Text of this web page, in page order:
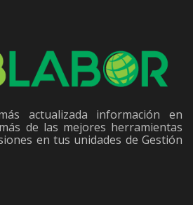
actualizada información en
de las mejores herramientas
en tus unidades de Gestión